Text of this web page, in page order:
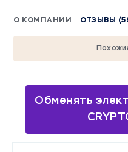
О КОМПАНИИ ОТЗЫВЫ
Обменять